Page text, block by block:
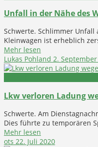
Unfall in der Nähe des
Schwerte. Schlimmer
Kleinwagen ist erheblich
Mehr lesen
Lukas Pohland 2.
Lkw verloren Ladung
Schwerte. Am
Dies führte zu temporären
Mehr lesen
ots 22. Juli 2020